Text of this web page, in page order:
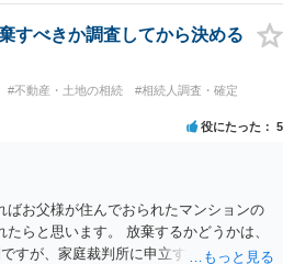
けではありません。 残念ながら、事案
の内容も異なります。
すべきか調査してから決める
#不動産・土地の相続
#相続人調査・確定
役にたった 5
ばお父様が住んでおられたマンションの
らと思います。 放棄するかどうかは、
すが、家庭裁判所に申立すれば3カ月の